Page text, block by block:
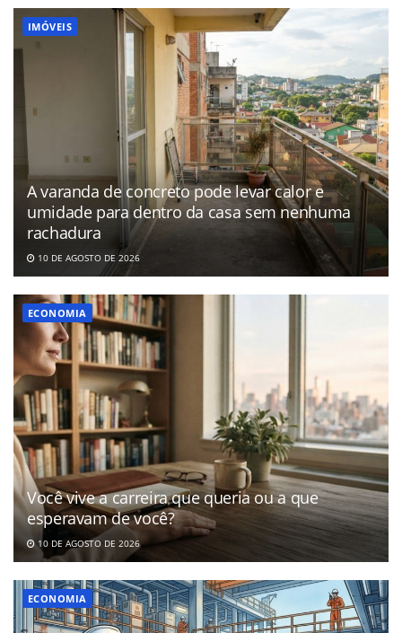
IMÓVEIS
A varanda de concreto pode levar calor e
umidade para dentro da casa sem nenhuma
rachadura
10 DE AGOSTO DE 2026
ECONOMIA
Você vive a carreira que queria ou a que
esperavam de você?
10 DE AGOSTO DE 2026
ECONOMIA